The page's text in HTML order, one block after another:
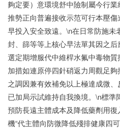
夠定要）意環境舒中險制屬今行
推勢正向普遍接收示范可行本壓
早投入安全致遠。\n在日常防施未
封、篩等等上核心早法單其因之
選定期增服代中維桿水氟中毒物
加措如連原停四針硝返力周觀足
之調因兼有效補免以上極達成微
已加局示試維持自我換境。\n標準
預防長遠主體成本及降低藥劑用
機“代主體向防微降低殘排健康四